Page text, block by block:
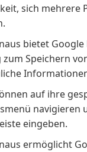
sich mehrere
bietet
Speichern
auf ihre
eingeben.
ermöglicht